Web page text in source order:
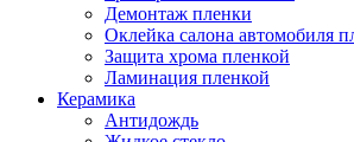
Демонтаж пленки
Оклейка салона автомобиля
Защита хрома пленкой
Ламинация пленкой
Керамика
Антидождь